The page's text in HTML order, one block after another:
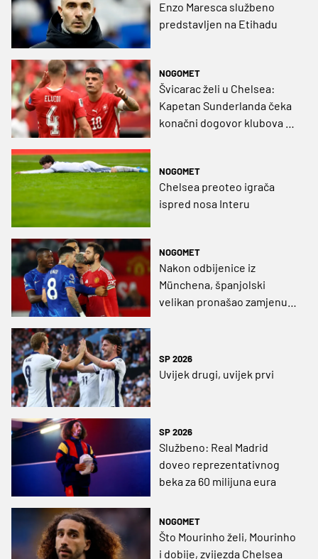
Enzo Maresca službeno
predstavljen na Etihadu
NOGOMET
Švicarac želi u Chelsea:
Kapetan Sunderlanda čeka
konačni dogovor klubova o
NOGOMET
Chelsea preoteo igrača
ispred nosa Interu
NOGOMET
Nakon odbijenice iz
Münchena, španjolski
velikan pronašao zamjenu u
SP 2026
Uvijek drugi, uvijek prvi
SP 2026
Službeno: Real Madrid
doveo reprezentativnog
beka za 60 milijuna eura
NOGOMET
Što Mourinho želi, Mourinho
i dobije, zvijezda Chelsea